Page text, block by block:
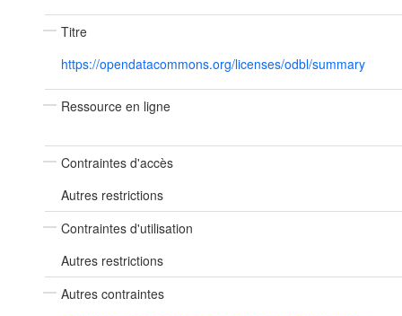
Titre
https://opendatacommons.org/licenses/odbl/summary
Ressource en ligne
Contraintes d'accès
Autres restrictions
Contraintes d'utilisation
Autres restrictions
Autres contraintes